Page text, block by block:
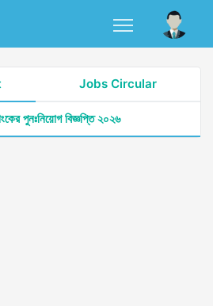
Jobs Circular
পুনঃনিয়োগ বিজ্ঞপ্তি ২০২৬